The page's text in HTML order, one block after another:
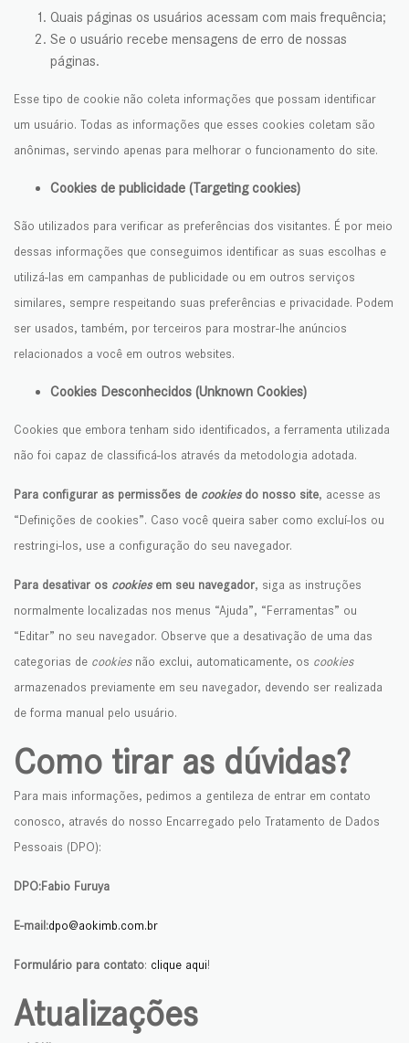
Quais páginas os usuários acessam com mais frequência;
Se o usuário recebe mensagens de erro de nossas
páginas.
Esse tipo de cookie não coleta informações que possam identificar
um usuário. Todas as informações que esses cookies coletam são
anônimas, servindo apenas para melhorar o funcionamento do site.
Cookies de publicidade (Targeting cookies)
São utilizados para verificar as preferências dos visitantes. É por meio
dessas informações que conseguimos identificar as suas escolhas e
utilizá-las em campanhas de publicidade ou em outros serviços
similares, sempre respeitando suas preferências e privacidade. Podem
ser usados, também, por terceiros para mostrar-lhe anúncios
relacionados a você em outros websites.
Cookies Desconhecidos (Unknown Cookies)
Cookies que embora tenham sido identificados, a ferramenta utilizada
não foi capaz de classificá-los através da metodologia adotada.
Para configurar as permissões de cookiesdo nosso site, acesse as
“Definições de cookies”. Caso você queira saber como excluí-los ou
restringi-los, use a configuração do seu navegador.
Para desativar os cookiesem seu navegador, siga as instruções
normalmente localizadas nos menus “Ajuda”, “Ferramentas” ou
“Editar” no seu navegador. Observe que a desativação de uma das
categorias de cookiesnão exclui, automaticamente, os cookies
armazenados previamente em seu navegador, devendo ser realizada
de forma manual pelo usuário.
Como tirar as dúvidas?
Para mais informações, pedimos a gentileza de entrar em contato
conosco, através do nosso Encarregado pelo Tratamento de Dados
Pessoais (DPO):
DPO:Fabio Furuya
E-mail:dpo@aokimb.com.br
Formulário para contato: clique aqui!
Atualizações